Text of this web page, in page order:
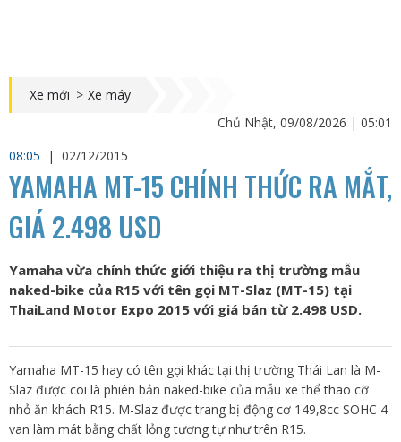
Xe mới > Xe máy
Chủ Nhật, 09/08/2026 | 05:01
08:05
| 02/12/2015
YAMAHA MT-15 CHÍNH THỨC RA MẮT,
GIÁ 2.498 USD
Yamaha vừa chính thức giới thiệu ra thị trường mẫu
naked-bike của R15 với tên gọi MT-Slaz (MT-15) tại
ThaiLand Motor Expo 2015 với giá bán từ 2.498 USD.
Yamaha MT-15 hay có tên gọi khác tại thị trường Thái Lan là M-
Slaz được coi là phiên bản naked-bike của mẫu xe thể thao cỡ
nhỏ ăn khách R15. M-Slaz được trang bị động cơ 149,8cc SOHC 4
van làm mát bằng chất lỏng tương tự như trên R15.